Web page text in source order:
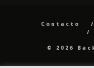
Contacto
© 2026